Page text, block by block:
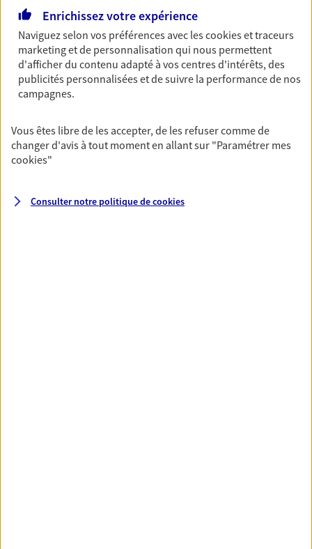
Préparez sereinement ce nouveau chapitre de
votre vie avec les conseils d'un expert. Découvrez
notre solution PER (Plan Epargne Retraite)
spécialement conçue pour la retraite.
Découvrir l'offre Retraite
Prévoyance
Pour un avenir serein, assurez-vous avec notre
contrat prévoyance. Préservez vos proches en cas
invalidité ou de décès.
Enrichissez votre expérience
Naviguez selon vos préférences avec lescookies et traceurs
marketing et de personnalisation qui nous permettent
d'afficher du contenu adapté à vos centres d'intérêts, des
publicités personnalisées et de suivre la performance de nos
campagnes.
Vous êtes libre de les accepter, de les refuser comme de
changer d'avis à tout moment en allant sur "Paramétrer mes
cookies"
Consulter notre politique decookies